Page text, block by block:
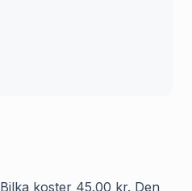
koster 45.00 kr. Den